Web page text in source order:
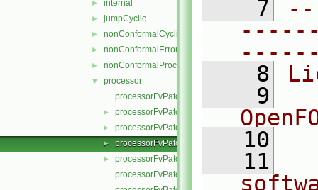
► internal
► jumpCyclic
► nonConformalCyclic
► nonConformalError
► nonConformalProcessorCyclic
▼
processor
processorFvPatchField.C
► processorFvPatchField.H
► processorFvPatchFields.C
► processorFvPatchFields.H
►
processorFvPatchFieldsFwd.H
processorFvPatchScalarField.C
    7
    8
    9
   10
   11